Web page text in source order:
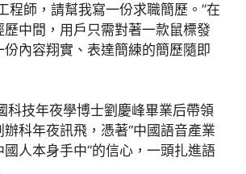
程師，請幫我寫一份求職簡歷。”在
歷中間，用戶只需對著一款鼠標發
份內容翔實、表達簡練的簡歷隨即
科技年夜學博士劉慶峰畢業后帶領
科年夜訊飛，憑著“中國語音產業
人本身手中”的信心，一頭扎進語